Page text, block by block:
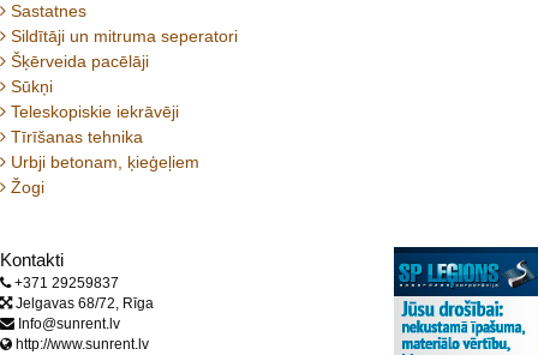
Sastatnes
Sildītāji un mitruma seperatori
Šķērveida pacēlāji
Sūkņi
Teleskopiskie iekrāvēji
Tīrīšanas tehnika
Urbji betonam, ķieģeļiem
Žogi
Kontakti
+371 29259837
Jelgavas 68/72, Rīga
Info@sunrent.lv
http://www.sunrent.lv